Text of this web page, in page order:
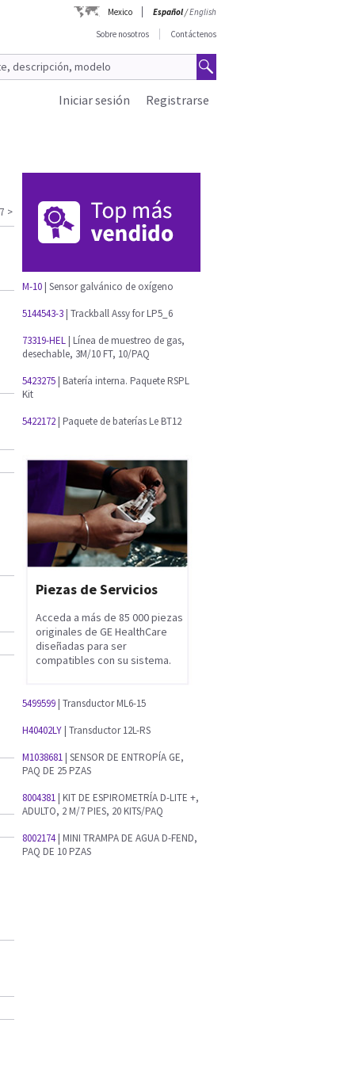
Mexico Español/English
Sobre nosotros
Contáctenos
Registrarse
Iniciar sesión
>
M-10 | Sensor galvánico de oxígeno
5144543-3 | Trackball Assy for LP5_6
73319-HEL | Línea de muestreo de gas,
desechable, 3M/10 FT, 10/PAQ
5423275 | Batería interna. Paquete RSPL
Kit
5422172 | Paquete de baterías Le BT12
Piezas de Servicios
Acceda a más de 85 000 piezas
originales de GE HealthCare
diseñadas para ser
compatibles con su sistema.
5499599 | Transductor ML6-15
H40402LY | Transductor 12L-RS
M1038681 | SENSOR DE ENTROPÍA GE,
PAQ DE 25 PZAS
8004381 | KIT DE ESPIROMETRÍA D-LITE +,
ADULTO, 2 M/7 PIES, 20 KITS/PAQ
8002174 | MINI TRAMPA DE AGUA D-FEND,
PAQ DE 10 PZAS